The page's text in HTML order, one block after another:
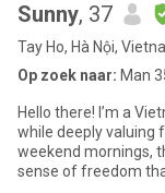
Sunny, 37
Tay Ho, Hà Nội,
Op zoek naar: Man
Hello there! I’m a
while deeply valuing
weekend mornings,
sense of freedom